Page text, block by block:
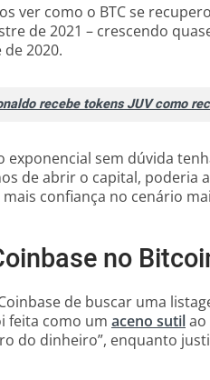
ver como o BTC se
de 2021 – crescendo
2020.
recebe tokens JUV como
exponencial sem dúvida
de abrir o capital, poderia
confiança no cenário
no
de buscar uma
feita como um aceno sutilao
do dinheiro”, enquanto